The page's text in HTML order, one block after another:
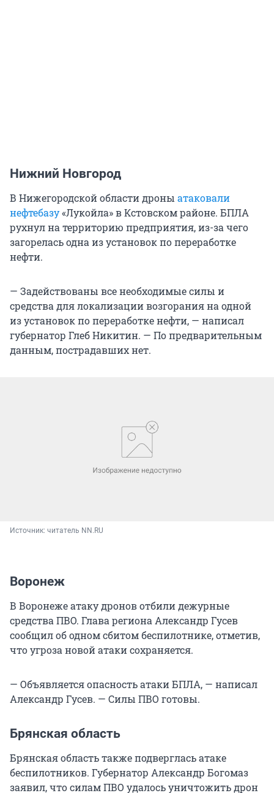
Нижний Новгород
В Нижегородской области дроны атаковали
нефтебазу«Лукойла» в Кстовском районе. БПЛА
рухнул на территорию предприятия, из-за чего
загорелась одна из установок по переработке
нефти.
— Задействованы все необходимые силы и
средства для локализации возгорания на одной
из установок по переработке нефти, — написал
губернатор Глеб Никитин. — По предварительным
данным, пострадавших нет.
Источник: читатель NN.RU
Воронеж
В Воронеже атаку дронов отбили дежурные
средства ПВО. Глава региона Александр Гусев
сообщил об одном сбитом беспилотнике, отметив,
что угроза новой атаки сохраняется.
— Объявляется опасность атаки БПЛА, — написал
Александр Гусев. — Силы ПВО готовы.
Брянская область
Брянская область также подверглась атаке
беспилотников. Губернатор Александр Богомаз
заявил, что силам ПВО удалось уничтожить дрон